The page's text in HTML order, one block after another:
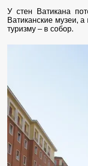
У стен Ватикана
Ватиканские музеи,
туризму – в собор.